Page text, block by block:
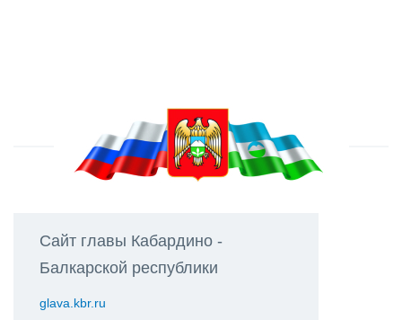
Сайт главы Кабардино -
Балкарской республики
glava.kbr.ru